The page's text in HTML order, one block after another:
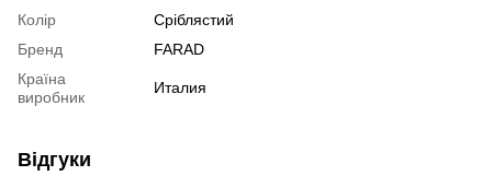
Колір
Сріблястий
Бренд
FARAD
Країна
виробник
Италия
Відгуки